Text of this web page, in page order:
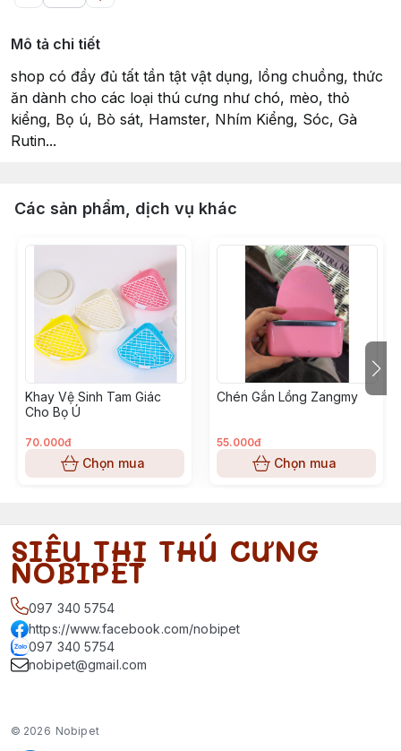
Mô tả chi tiết
shop có đầy đủ tất tần tật vật dụng, lồng chuồng, thức
ăn dành cho các loại thú cưng như chó, mèo, thỏ
kiểng, Bọ ú, Bò sát, Hamster, Nhím Kiểng, Sóc, Gà
Rutin...
Các sản phẩm, dịch vụ khác
Khay Vệ Sinh Tam Giác
Cho Bọ Ú
70.000đ
Chọn mua
Chén Gắn Lồng Zangmy
55.000đ
Chọn mua
SIÊU THỊ THÚ CƯNG
NOBIPET
097 340 5754
https://www.facebook.com/nobipet
097 340 5754
nobipet@gmail.com
© 2026 Nobipet